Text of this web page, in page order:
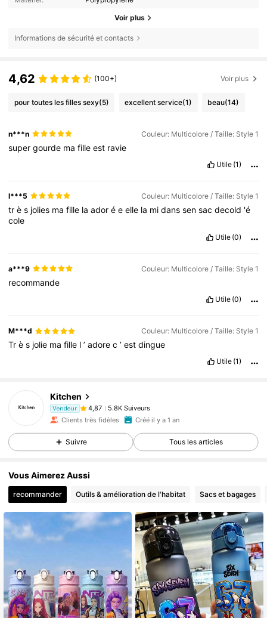
Voir plus
Informations de sécurité et contacts
4,62 (100+) Voir plus
pour toutes les filles sexy(5) excellent service(1) beau(14)
n***n Couleur: Multicolore / Taille: Style 1
supergourde mafilleest ravie
Utile (1)
l***5 Couleur: Multicolore / Taille: Style 1
très jolies mafille laadoréeelle la midanssensacdecold 'é
cole
Utile (0)
a***9 Couleur: Multicolore / Taille: Style 1
recommande
Utile (0)
M***d Couleur: Multicolore / Taille: Style 1
Très jolie mafille l’adorec’estdingue
Utile (1)
Kitchen
Vendeur 4,87
5.8K Suiveurs
Clients très fidèles
Créé il y a 1 an
Suivre Tous les articles
Vous Aimerez Aussi
recommander Outils & amélioration de l'habitat Sacs et bagages